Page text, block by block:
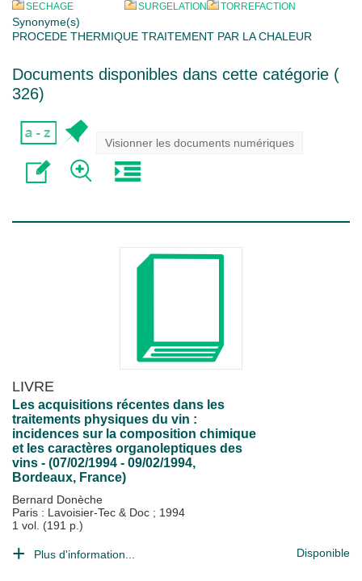
SECHAGE
SURGELATION TORREFACTION
Synonyme(s)
PROCEDE THERMIQUE TRAITEMENT PAR LA CHALEUR
Documents disponibles dans cette catégorie (
326)
Visionner les documents numériques
LIVRE
Les acquisitions récentes dans les
traitements physiques du vin :
incidences sur la composition chimique
et les caractères organoleptiques des
vins - (07/02/1994 - 09/02/1994,
Bordeaux, France)
Bernard Donèche
Paris : Lavoisier-Tec & Doc ; 1994
1 vol. (191 p.)
Plus d'information... Disponible